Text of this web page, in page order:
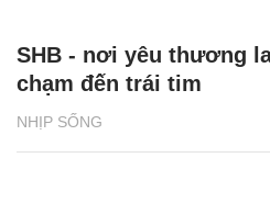
NHỊP SỐNG
SHB - nơi yêu thương
chạm đến trái tim